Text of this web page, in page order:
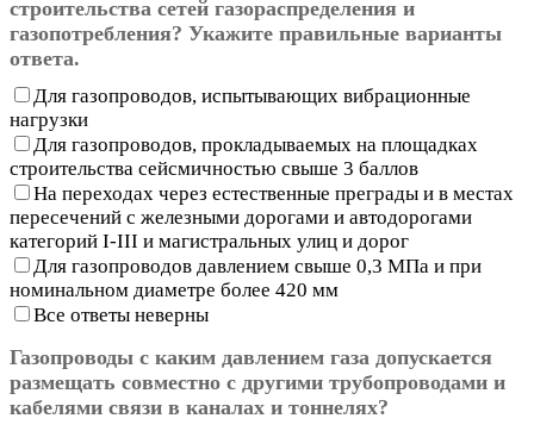
строительства сетей газораспределения и
газопотребления? Укажите правильные варианты
ответа.
Для газопроводов, испытывающих вибрационные
нагрузки
Для газопроводов, прокладываемых на площадках
строительства сейсмичностью свыше 3 баллов
На переходах через естественные преграды и в местах
пересечений с железными дорогами и автодорогами
категорий I-III и магистральных улиц и дорог
Для газопроводов давлением свыше 0,3 МПа и при
номинальном диаметре более 420 мм
Все ответы неверны
Газопроводы с каким давлением газа допускается
размещать совместно с другими трубопроводами и
кабелями связи в каналах и тоннелях?